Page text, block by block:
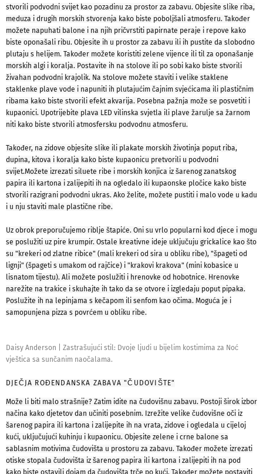
stvorili podvodni svijet kao pozadinu za prostor za zabavu. Objesite slike riba,
meduza i drugih morskih stvorenja kako biste poboljšali atmosferu. Također
možete napuhati balone i na njih pričvrstiti papirnate peraje i repove kako
biste oponašali ribu. Objesite ih u prostor za zabavu ili ih pustite da slobodno
plutaju s helijem. Također možete koristiti zelene vijence ili til za oponašanje
morskih algi i koralja. Postavite ih na stolove ili po sobi kako biste stvorili
živahan podvodni krajolik. Na stolove možete staviti i velike staklene
staklenke plave vode i napuniti ih plutajućim čajnim svjećicama ili plastičnim
ribama kako biste stvorili efekt akvarija. Posebna pažnja može se posvetiti i
kupaonici. Upotrijebite plava LED vilinska svjetla ili plave žarulje sa žarnom
niti kako biste stvorili atmosfersku podvodnu atmosferu.
Također, na zidove objesite slike ili plakate morskih životinja poput riba,
dupina, kitova i koralja kako biste kupaonicu pretvorili u podvodni
svijet.Možete izrezati siluete ribe i morskih konjica iz šarenog zanatskog
papira ili kartona i zalijepiti ih na ogledalo ili kupaonske pločice kako biste
stvorili razigrani podvodni ukras. Ako želite, možete pustiti i malo vode u kadu
i u nju staviti male plastične ribe.
Uz obrok preporučujemo riblje štapiće. Oni su vrlo popularni kod djece i mogu
se poslužiti uz pire krumpir. Ostale kreativne ideje uključuju grickalice kao što
su "krekeri od zlatne ribice" (mali krekeri od sira u obliku ribe), "špageti od
lignji" (špageti s umakom od rajčice) i "krakovi krakova" (mini kobasice u
lisnatom tijestu). Ali možete poslužiti i hrenovke od hobotnice. Hrenovke
narežite na trakice i skuhajte ih tako da se otvore i izgledaju poput pipaka.
Poslužite ih na lepinjama s kečapom ili senfom kao očima. Moguća je i
samopunjena pizza s povrćem u obliku ribe.
Daisy Anderson
Zastrašujući stil: Dvoje ljudi u bijelim kostimima za Noć
vještica sa sunčanim naočalama.
DJEČJA ROĐENDANSKA ZABAVA "ČUDOVIŠTE"
Može li biti malo strašnije? Zatim idite na čudovišnu zabavu. Postoji širok izbor
načina kako djetetov dan učiniti posebnim. Izrežite velike čudovišne oči iz
šarenog papira ili kartona i zalijepite ih na vrata, zidove i ogledala u cijeloj
kući, uključujući kuhinju i kupaonicu. Objesite zelene i crne balone sa
sablasnim motivima čudovišta u prostoru za zabavu. Također možete izrezati
otiske stopala čudovišta iz šarenog papira ili kartona i zalijepiti ih na pod
kako biste ostavili dojam da čudovišta trče po kući. Također možete postaviti